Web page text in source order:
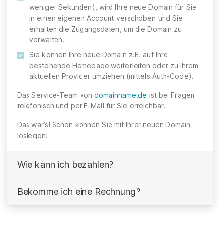
weniger Sekunden), wird Ihre neue Domain für Sie
in einen eigenen Account verschoben und Sie
erhalten die Zugangsdaten, um die Domain zu
verwalten.
Sie können Ihre neue Domain z.B. auf Ihre
bestehende Homepage weiterleiten oder zu Ihrem
aktuellen Provider umziehen (mittels Auth-Code).
Das Service-Team vondomainname.de ist bei Fragen
telefonisch und per E-Mail für Sie erreichbar.
Das war’s! Schon können Sie mit Ihrer neuen Domain
loslegen!
Wie kann ich bezahlen?
Bekomme ich eine Rechnung?